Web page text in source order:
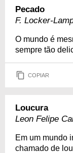
Pecado
F. Locker-
O mundo é
sempre tão
COPIAR
Loucura
Leon Felipe
Em um mundo
chamado de